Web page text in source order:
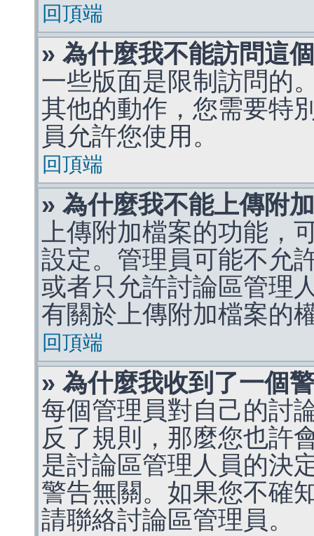
回頂端
» 為什麼我不能訪問這
一些版面是限制訪問的
其他的動作，您需要特
員允許您使用。
回頂端
» 為什麼我不能上傳附
上傳附加檔案的功能，
設定。管理員可能不允
或者只允許討論區管理
有關於上傳附加檔案的
回頂端
» 為什麼我收到了一個
每個管理員對自己的討
反了規則，那麼您也許
是討論區管理人員的決
警告無關。如果您不確
請聯絡討論區管理員。